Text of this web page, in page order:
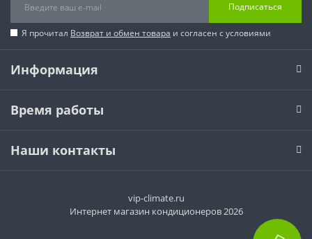
Подписаться
Я прочитал Возврат и обмен товара и согласен с условиями
Информация
Время работы
Наши контакты
vip-climate.ru
Интернет магазин кондиционеров 2026